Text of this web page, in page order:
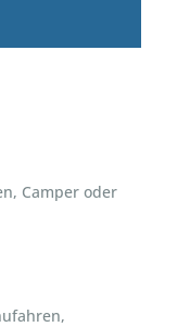
Camper oder